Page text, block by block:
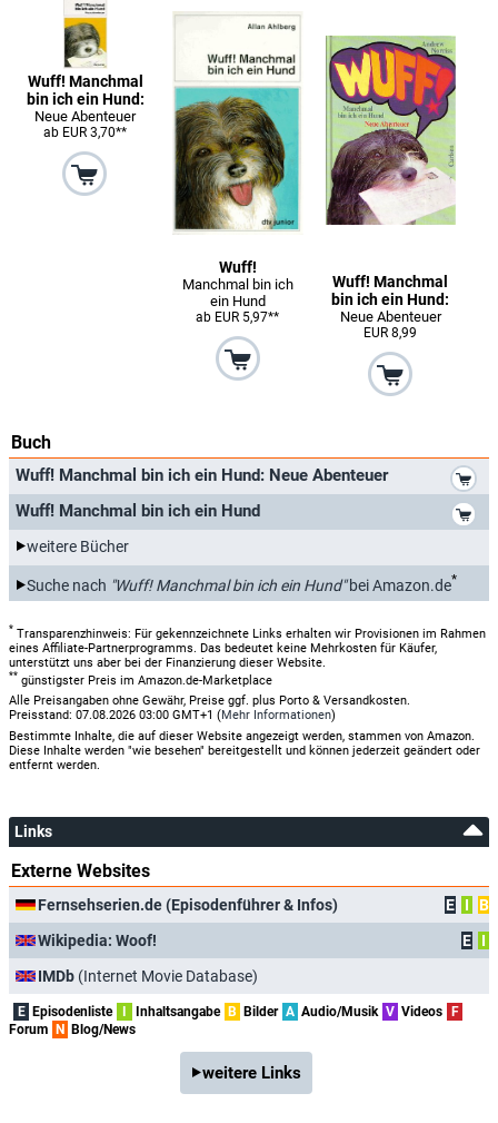
Wuff! Manchmal
bin ich ein Hund:
Neue Abenteuer
ab EUR 3,70**
Wuff!
Manchmal bin ich
ein Hund
ab EUR 5,97**
Wuff! Manchmal
bin ich ein Hund:
Neue Abenteuer
EUR 8,99
Buch
Wuff! Manchmal bin ich ein Hund: Neue Abenteuer
Wuff! Manchmal bin ich ein Hund
weitere Bücher
Suche nach "Wuff! Manchmal bin ich ein Hund"bei Amazon.de*
* Transparenzhinweis: Für gekennzeichnete Links erhalten wir Provisionen im Rahmen
eines Affiliate-Partnerprogramms. Das bedeutet keine Mehrkosten für Käufer,
unterstützt uns aber bei der Finanzierung dieser Website.
** günstigster Preis im Amazon.de-Marketplace
Alle Preisangaben ohne Gewähr, Preise ggf. plus Porto & Versandkosten.
Preisstand: 07.08.2026 03:00 GMT+1 (Mehr Informationen)
Bestimmte Inhalte, die auf dieser Website angezeigt werden, stammen von Amazon.
Diese Inhalte werden "wie besehen" bereitgestellt und können jederzeit geändert oder
entfernt werden.
Links
Externe Websites
Fernsehserien.de (Episodenführer & Infos) E I
B
Wikipedia: Woof!
E
I
IMDb (Internet Movie Database)
E Episodenliste Inhaltsangabe B Bilder A Audio/Musik V Videos
F
Forum
N Blog/News
weitere Links